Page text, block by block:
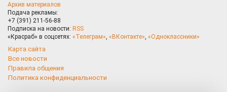
Архив материалов
Подача рекламы:
+7 (391) 211-56-88
Подписка на новости: RSS
«Красраб» в соцсетях: «Телеграм», «ВКонтакте», «Одноклассники»
Карта сайта
Все новости
Правила общения
Политика конфиденциальности